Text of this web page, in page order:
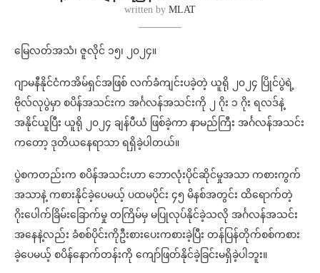
written by MLAT
မြေလတ်အသံ၊ ဇူလိုင် ၁၅၊ ၂၀၂၄။
ဂျာမနီနိုင်ငံကအိမ်ရှင်အဖြစ် လက်ခံကျင်းပခဲ့တဲ့ ယူရို ၂၀၂၄ ပြိုင်ပွဲရဲ့
ဗိုလ်လုပွဲမှာ စပိန်အသင်းက အင်္ဂလန်အသင်းကို ၂ ဂိုး ၁ ဂိုး ရလဒ်နဲ့
အနိုင်ယူပြီး ယူရို ၂၀၂၄ ချန်ပီယံ ဖြစ်ခဲ့ကာ နာမည်ကြီး အင်္ဂလန်အသင်း
ကတော့ ဒုတိယနေရာသာ ရရှိခဲ့ပါတယ်။
ပွဲစကတည်းက စပိန်အသင်းဟာ ဘောလုံးပိုင်ဆိုင်မှုအသာ ကစားကွက်
အသာနဲ့ ကစားနိုင်ခဲ့ပေမယ့် ပထမပိုင်း ၄၅ မိနစ်အတွင်း ထိရောက်တဲ့
ဂိုးပေါက်ခြိမ်းခြောက်မှု တကြိမ်မှ မပြုလုပ်နိုင်ခဲ့သလို အင်္ဂလန်အသင်း
အနေနဲ့လည်း ခံစစ်ပိုင်းကိုဦးစားပေးကစားခဲ့ပြီး တန်ပြန်တိုက်စစ်ကစား
ခဲ့ပေမယ့် စပိန်နောက်တန်းကို ကျော်ဖြတ်နိုင်ခဲ့ခြင်းမရှိခဲ့ပါဘူး။